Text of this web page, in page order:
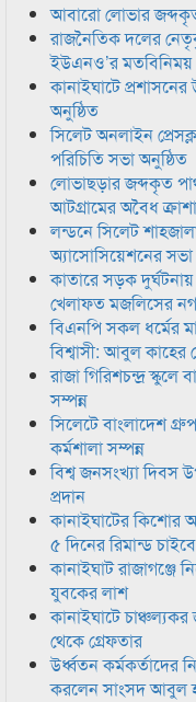
আবারো লোভার জব্দকৃত
রাজনৈতিক দলের
ইউএনও’র মতবিনিময়
কানাইঘাটে
অনুষ্ঠিত
সিলেট অনলাইন
পরিচিতি সভা অনুষ্ঠিত
লোভাছড়ার জব্দকৃত
আটগ্রামের অবৈধ
লন্ডনে সিলেট
অ্যাসোসিয়েশনের সভা
কাতারে সড়ক দুর্ঘটনায়
খেলাফত মজলিসের
বিএনপি সকল ধর্মের
বিশ্বাসী: আবুল কাহের
রাজা গিরিশচন্দ্র স্কুলে
সম্পন্ন
সিলেটে বাংলাদেশ
কর্মশালা সম্পন্ন
বিশ্ব জনসংখ্যা দিবস
প্রদান
কানাইঘাটের
৫ দিনের রিমান্ড
কানাইঘাট
যুবকের লাশ
কানাইঘাটে
থেকে গ্রেফতার
উর্ধ্বতন কর্মকর্তাদের
করলেন সাংসদ আবুল